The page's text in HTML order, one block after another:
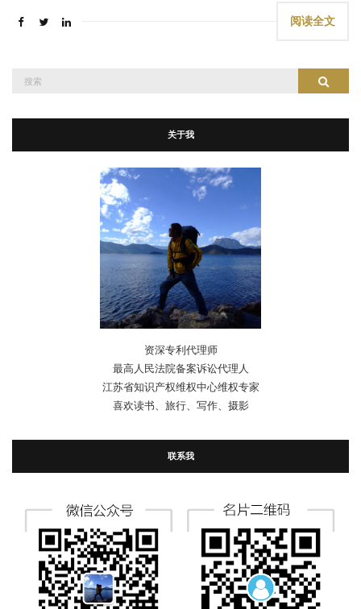
阅读全文
搜索
关于我
资深专利代理师
最高人民法院备案诉讼代理人
江苏省知识产权维权中心维权专家
喜欢读书、旅行、写作、摄影
联系我